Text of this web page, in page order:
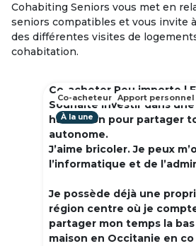
Cohabiting Seniors vous met en
seniors compatibles et vous invite
des différentes visites de
cohabitation.
Co-acheter Peu importe |
Souhaite investir dans
habitation pour partager
autonome.
J’aime bricoler. Je peux
l’informatique et de
Je possède déjà une
région centre où je
partager mon temps la
maison en Occitanie en
À la une
Co-acheteur Apport personnel